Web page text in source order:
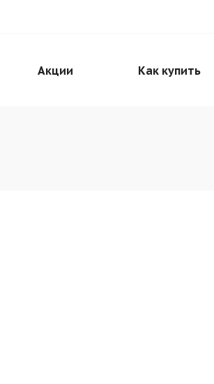
Акции Как купить